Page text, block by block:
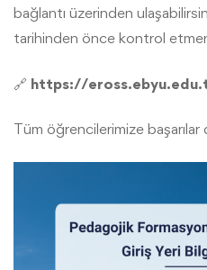
Bahar
Pedagojik
Formasyon
Sonu
Sınavı
bağlantı üzerinden
tarihinden önce kontrol
🔗 https://
Tüm öğrencilerimize başarılar